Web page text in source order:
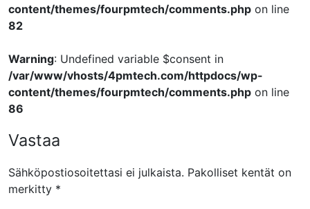
content/themes/fourpmtech/comments.php on line
82
Warning: Undefined variable $consent in
/var/www/vhosts/4pmtech.com/httpdocs/wp-
content/themes/fourpmtech/comments.php on line
86
Vastaa
Sähköpostiosoitettasi ei julkaista. Pakolliset kentät on
merkitty *